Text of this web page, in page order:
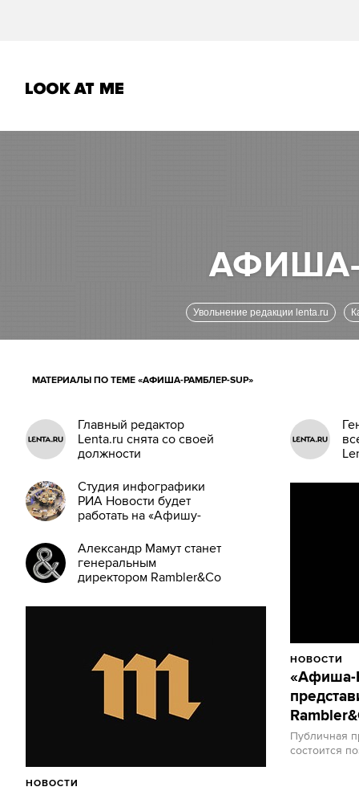
Увольнение редакции lenta.ru
МАТЕРИАЛЫ ПО ТЕМЕ «АФИША-РАМБЛЕР-SUP»
Главный редактор
Lenta.ru снята со своей
должности
Студия инфографики
РИА Новости будет
работать на «Афишу-
Александр Мамут станет
генеральным
директором Rambler&Co
НОВОСТИ
НОВОСТИ
«Афиша-
Публичная
состоится